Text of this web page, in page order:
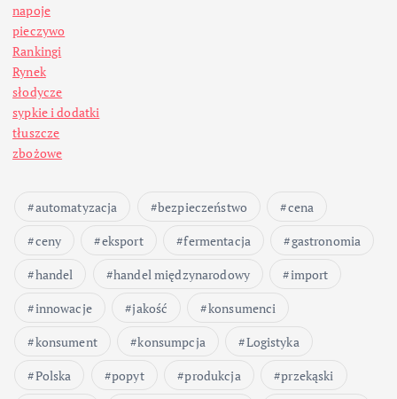
napoje
pieczywo
Rankingi
Rynek
słodycze
sypkie i dodatki
tłuszcze
zbożowe
automatyzacja bezpieczeństwo
cena
ceny
eksport fermentacja
gastronomia
handel
handel międzynarodowy
import
innowacje
jakość
konsumenci
konsument
konsumpcja
Logistyka
Polska
popyt produkcja
przekąski